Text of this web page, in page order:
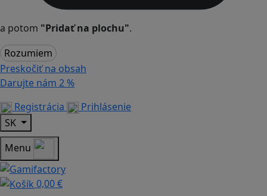
a potom "Pridať na plochu".
Rozumiem
Preskočiť na obsah
Darujte nám 2 %
Registrácia
Prihlásenie
SK
Menu
0,00 €